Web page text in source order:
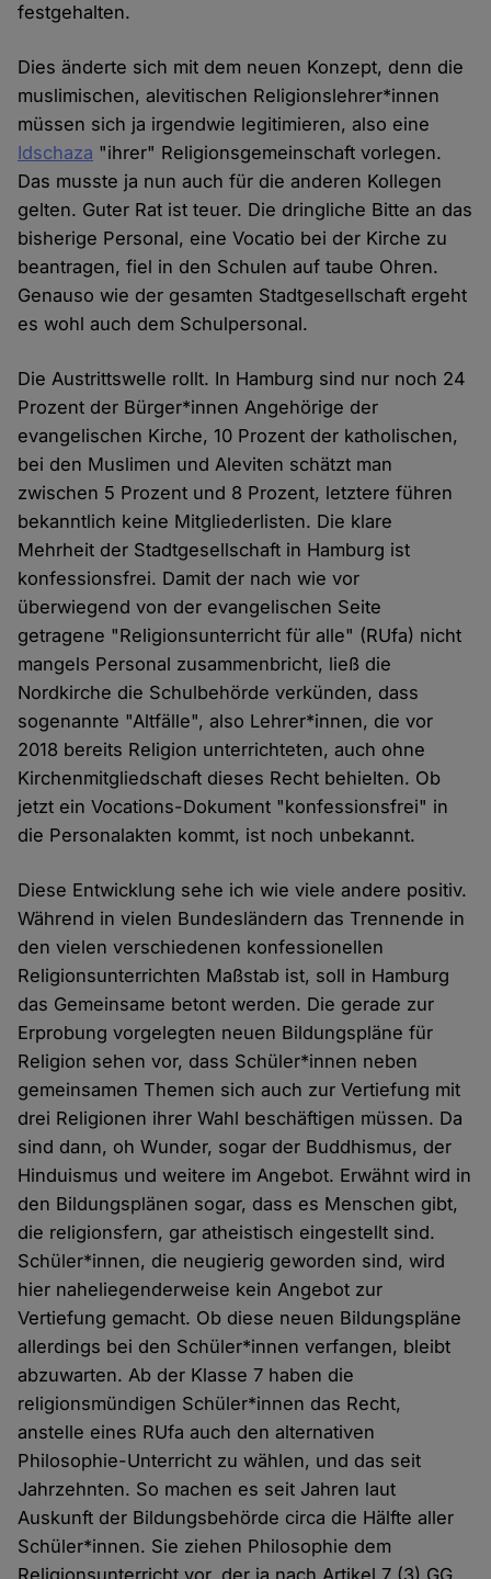
festgehalten.
Dies änderte sich mit dem neuen Konzept, denn die
muslimischen, alevitischen Religionslehrer*innen
müssen sich ja irgendwie legitimieren, also eine
Idschaza "ihrer" Religionsgemeinschaft vorlegen.
Das musste ja nun auch für die anderen Kollegen
gelten. Guter Rat ist teuer. Die dringliche Bitte an das
bisherige Personal, eine Vocatio bei der Kirche zu
beantragen, fiel in den Schulen auf taube Ohren.
Genauso wie der gesamten Stadtgesellschaft ergeht
es wohl auch dem Schulpersonal.
Die Austrittswelle rollt. In Hamburg sind nur noch 24
Prozent der Bürger*innen Angehörige der
evangelischen Kirche, 10 Prozent der katholischen,
bei den Muslimen und Aleviten schätzt man
zwischen 5 Prozent und 8 Prozent, letztere führen
bekanntlich keine Mitgliederlisten. Die klare
Mehrheit der Stadtgesellschaft in Hamburg ist
konfessionsfrei. Damit der nach wie vor
überwiegend von der evangelischen Seite
getragene "Religionsunterricht für alle" (RUfa) nicht
mangels Personal zusammenbricht, ließ die
Nordkirche die Schulbehörde verkünden, dass
sogenannte "Altfälle", also Lehrer*innen, die vor
2018 bereits Religion unterrichteten, auch ohne
Kirchenmitgliedschaft dieses Recht behielten. Ob
jetzt ein Vocations-Dokument "konfessionsfrei" in
die Personalakten kommt, ist noch unbekannt.
Diese Entwicklung sehe ich wie viele andere positiv.
Während in vielen Bundesländern das Trennende in
den vielen verschiedenen konfessionellen
Religionsunterrichten Maßstab ist, soll in Hamburg
das Gemeinsame betont werden. Die gerade zur
Erprobung vorgelegten neuen Bildungspläne für
Religion sehen vor, dass Schüler*innen neben
gemeinsamen Themen sich auch zur Vertiefung mit
drei Religionen ihrer Wahl beschäftigen müssen. Da
sind dann, oh Wunder, sogar der Buddhismus, der
Hinduismus und weitere im Angebot. Erwähnt wird in
den Bildungsplänen sogar, dass es Menschen gibt,
die religionsfern, gar atheistisch eingestellt sind.
Schüler*innen, die neugierig geworden sind, wird
hier naheliegenderweise kein Angebot zur
Vertiefung gemacht. Ob diese neuen Bildungspläne
allerdings bei den Schüler*innen verfangen, bleibt
abzuwarten. Ab der Klasse 7 haben die
religionsmündigen Schüler*innen das Recht,
anstelle eines RUfa auch den alternativen
Philosophie-Unterricht zu wählen, und das seit
Jahrzehnten. So machen es seit Jahren laut
Auskunft der Bildungsbehörde circa die Hälfte aller
Schüler*innen. Sie ziehen Philosophie dem